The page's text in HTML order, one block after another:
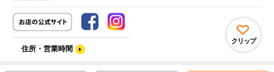
住所・営業時間
クリップ